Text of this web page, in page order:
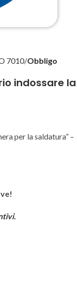
7010 Obbligo
indossare la
per la saldatura” –